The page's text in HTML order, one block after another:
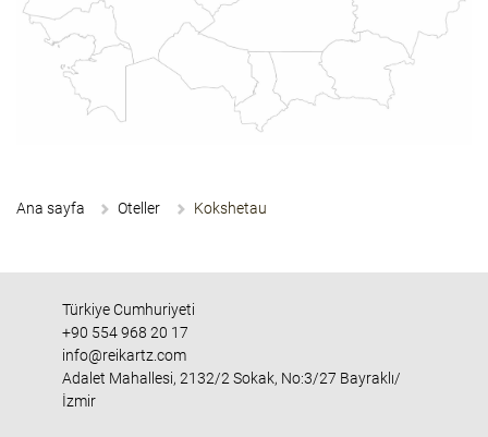
Ana sayfa Oteller Kokshetau
Türkiye Cumhuriyeti
+90 554 968 20 17
info@reikartz.com
Adalet Mahallesi, 2132/2 Sokak, No:3/27 Bayraklı/
İzmir